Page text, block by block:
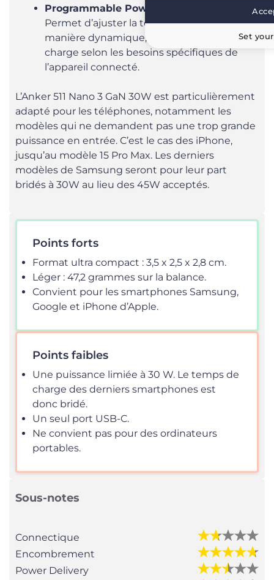
Programmable Power Supply (PPS)
Permet d’ajuster la tension et le courant de
manière dynamique, optimisant ainsi la
charge selon les besoins spécifiques de
l’appareil connecté.
L’Anker 511 Nano 3 GaN 30W est particulièrement
adapté pour les téléphones, notamment les
modèles qui ne demandent pas une trop grande
puissance en entrée. C’est le cas des iPhone,
jusqu’au modèle 15 Pro Max. Les derniers
modèles de Samsung seront pour leur part
bridés à 30W au lieu des 45W acceptés.
Points forts
Format ultra compact : 3,5 x 2,5 x 2,8 cm.
Léger : 47,2 grammes sur la balance.
Convient pour les smartphones Samsung,
Google et iPhone d’Apple.
Points faibles
Une puissance limiée à 30 W. Le temps de
charge des derniers smartphones est
donc bridé.
Un seul port USB-C.
Ne convient pas pour des ordinateurs
portables.
Sous-notes
Connectique
Encombrement
Power Delivery
Set